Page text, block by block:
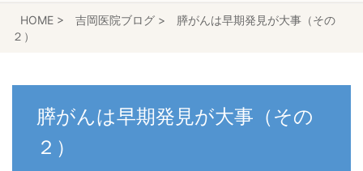
HOME > 吉岡医院ブログ >
膵がんは早期発見が大事（その
２）
膵がんは早期発見が大事（その
２）